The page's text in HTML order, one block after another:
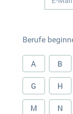
Berufe
A B
G H
M N